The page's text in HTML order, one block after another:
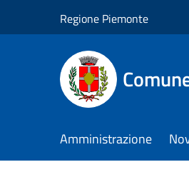
Regione Piemonte
Amministrazione